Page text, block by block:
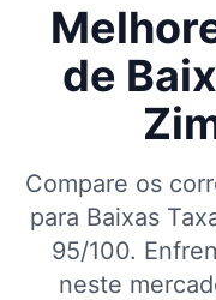
de
Compare os
para Baixas
95/100.
neste